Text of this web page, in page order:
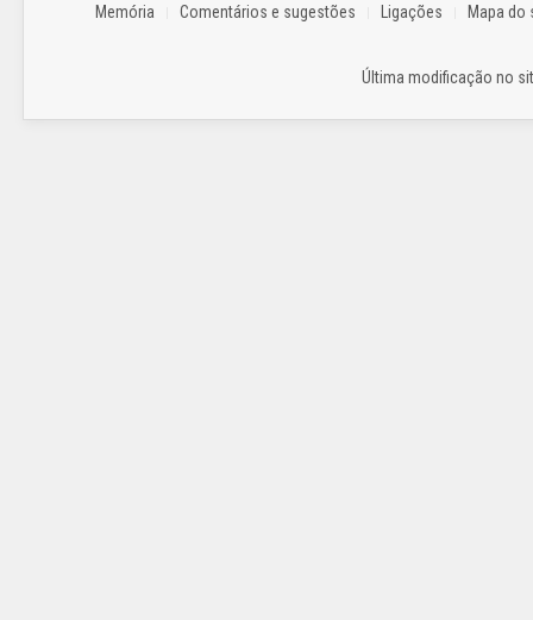
Memória Comentários e sugestões Ligações Mapa do
Última modificação no